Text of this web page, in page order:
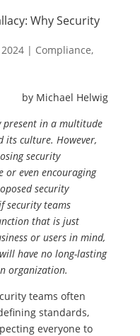
Why Security
| Compliance,
by Michael Helwig
present in a multitude
its culture. However,
security
even encouraging
security
security teams
that is just
or users in mind,
have no long-lasting
organization.
teams often
standards,
everyone to